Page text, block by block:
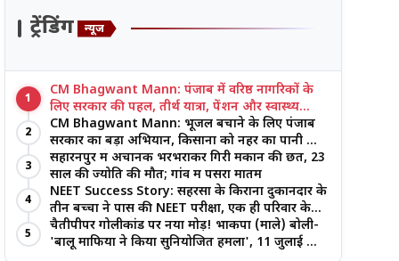
ट्रेंडिंग न्यूज
1
CM Bhagwant Mann: पंजाब में वरिष्ठ नागरिकों के
लिए सरकार की पहल, तीर्थ यात्रा, पेंशन और स्वास्थ्य
सुविधाओं पर जोर
2
CM Bhagwant Mann: भूजल बचाने के लिए पंजाब
सरकार का बड़ा अभियान, किसानों को नहर का पानी और
आधुनिक खेती का मिल रहा लाभ
3
सहारनपुर में अचानक भरभराकर गिरी मकान की छत, 23
साल की ज्योति की मौत; गांव में पसरा मातम
4
NEET Success Story: सहरसा के किराना दुकानदार के
तीन बच्चों ने पास की NEET परीक्षा, एक ही परिवार के
तीन भाई-बहनों ने रचा इतिहास
5
चैतीपीपर गोलीकांड पर नया मोड़! भाकपा (माले) बोली-
'बालू माफिया ने किया सुनियोजित हमला', 11 जुलाई को